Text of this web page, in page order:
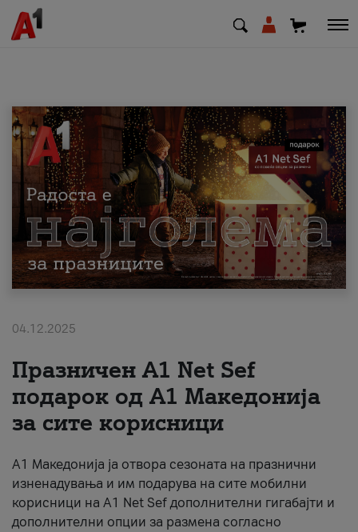
МК EN SQ
Приватни Деловни
Поддршка
Надополни кредит
За нас
#ПодобарОнлајн
04.12.2025
Празничен A1 Net Sеf
подарок од А1 Македонија
за сите корисници
А1 Македонија ја отвора сезоната на празнични
изненадувања и им подарува на сите мобилни
корисници на A1 Net Sef дополнителни гигабајти и
дополнителни опции за размена согласно